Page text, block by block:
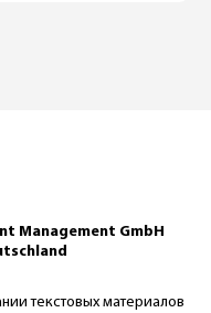
Management GmbH
текстовых материалов